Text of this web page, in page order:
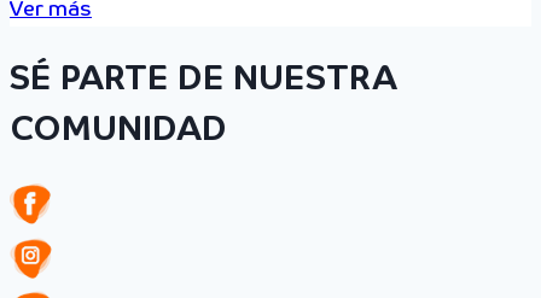
Ver más
SÉ PARTE DE NUESTRA
COMUNIDAD